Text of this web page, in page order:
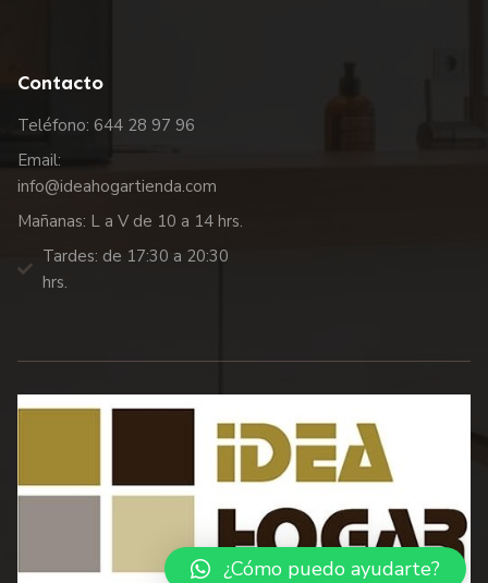
Contacto
Teléfono: 644 28 97 96
Email:
info@ideahogartienda.com
Mañanas: L a V de 10 a 14 hrs.
Tardes: de 17:30 a 20:30
hrs.
¿Cómo puedo ayudarte?